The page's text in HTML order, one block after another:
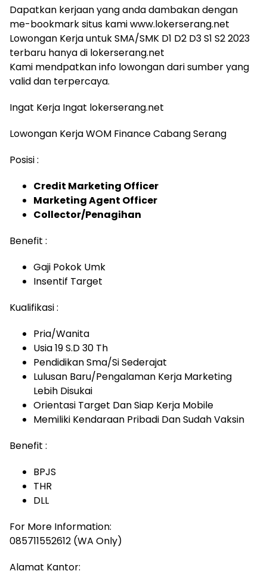
Dapatkan kerjaan yang anda dambakan dengan
me-bookmark situs kami www.lokerserang.net
Lowongan Kerja untuk SMA/SMK D1 D2 D3 S1 S2 2023
terbaru hanya di lokerserang.net
Kami mendpatkan info lowongan dari sumber yang
valid dan terpercaya.
Ingat Kerja Ingat lokerserang.net
Lowongan Kerja WOM Finance Cabang Serang
Posisi :
Credit Marketing Officer
Marketing Agent Officer
Collector/Penagihan
Benefit :
Gaji Pokok Umk
Insentif Target
Kualifikasi :
Pria/Wanita
Usia 19 S.D 30 Th
Pendidikan Sma/Si Sederajat
Lulusan Baru/Pengalaman Kerja Marketing
Lebih Disukai
Orientasi Target Dan Siap Kerja Mobile
Memiliki Kendaraan Pribadi Dan Sudah Vaksin
Benefit :
BPJS
THR
DLL
For More Information:
085711552612 (WA Only)
Alamat Kantor: